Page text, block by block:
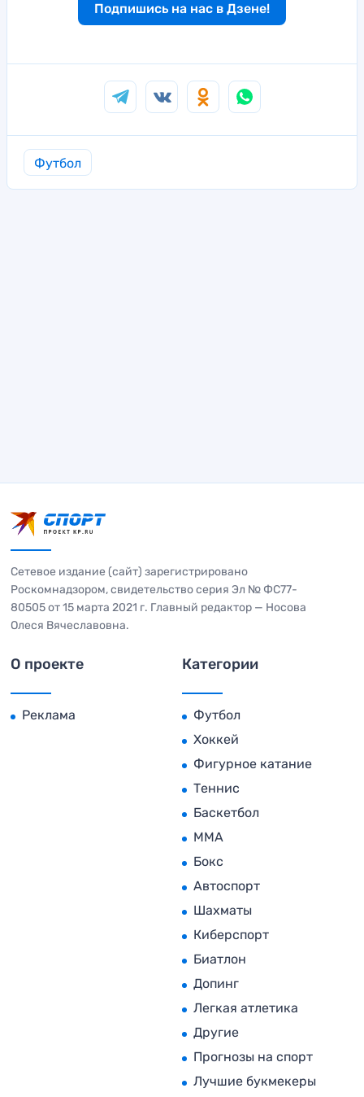
Подпишись на нас в Дзене!
Футбол
Сетевое издание (сайт) зарегистрировано
Роскомнадзором, свидетельство серия Эл № ФС77-
80505 от 15 марта 2021 г. Главный редактор — Носова
Олеся Вячеславовна.
О проекте
Реклама
Категории
Футбол
Хоккей
Фигурное катание
Теннис
Баскетбол
MMA
Бокс
Автоспорт
Шахматы
Киберспорт
Биатлон
Допинг
Легкая атлетика
Другие
Прогнозы на спорт
Лучшие букмекеры